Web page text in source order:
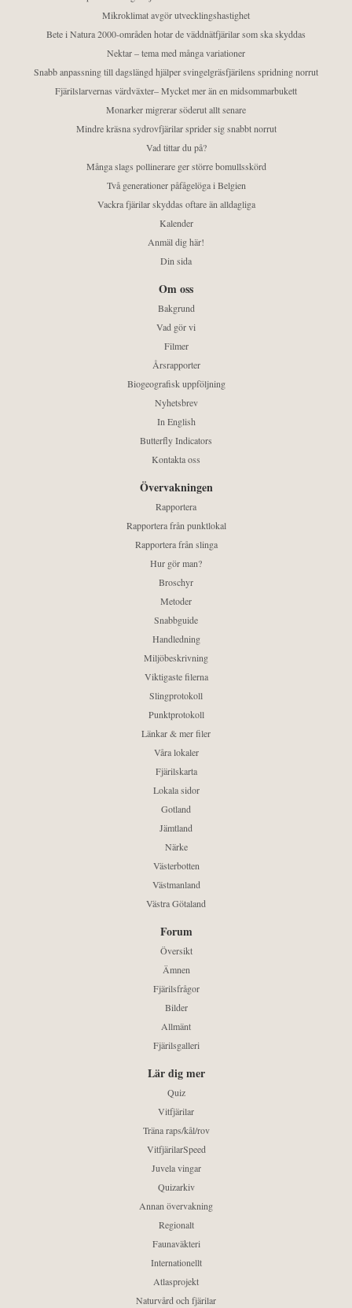
Mikroklimat avgör utvecklingshastighet
Bete i Natura 2000-områden hotar de väddnätfjärilar som ska skyddas
Nektar – tema med många variationer
Snabb anpassning till dagslängd hjälper svingelgräsfjärilens spridning norrut
Fjärilslarvernas värdväxter– Mycket mer än en midsommarbukett
Monarker migrerar söderut allt senare
Mindre kräsna sydrovfjärilar sprider sig snabbt norrut
Vad tittar du på?
Många slags pollinerare ger större bomullsskörd
Två generationer påfågelöga i Belgien
Vackra fjärilar skyddas oftare än alldagliga
Kalender
Anmäl dig här!
Din sida
Om oss
Bakgrund
Vad gör vi
Filmer
Årsrapporter
Biogeografisk uppföljning
Nyhetsbrev
In English
Butterfly Indicators
Kontakta oss
Övervakningen
Rapportera
Rapportera från punktlokal
Rapportera från slinga
Hur gör man?
Broschyr
Metoder
Snabbguide
Handledning
Miljöbeskrivning
Viktigaste filerna
Slingprotokoll
Punktprotokoll
Länkar & mer filer
Våra lokaler
Fjärilskarta
Lokala sidor
Gotland
Jämtland
Närke
Västerbotten
Västmanland
Västra Götaland
Forum
Översikt
Ämnen
Fjärilsfrågor
Bilder
Allmänt
Fjärilsgalleri
Lär dig mer
Quiz
Vitfjärilar
Träna raps/kål/rov
VitfjärilarSpeed
Juvela vingar
Quizarkiv
Annan övervakning
Regionalt
Faunaväkteri
Internationellt
Atlasprojekt
Naturvård och fjärilar